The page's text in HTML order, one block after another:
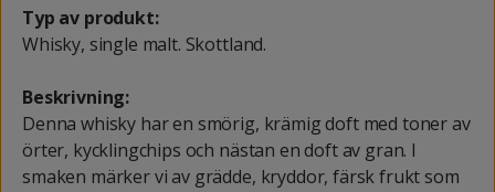
Typ av produkt:
Whisky, single malt. Skottland.
Beskrivning:
Denna whisky har en smörig, krämig doft med toner av
örter, kycklingchips och nästan en doft av gran. I
smaken märker vi av grädde, kryddor, färsk frukt som